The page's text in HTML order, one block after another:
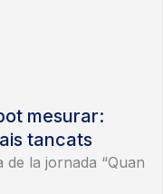
mesurar:
tancats
la jornada “Quan